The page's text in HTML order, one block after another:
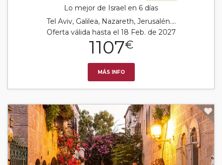
Lo mejor de Israel en 6 días
Tel Aviv, Galilea, Nazareth, Jerusalén....
Oferta válida hasta el 18 Feb. de 2027
1107€
MÁS INFO